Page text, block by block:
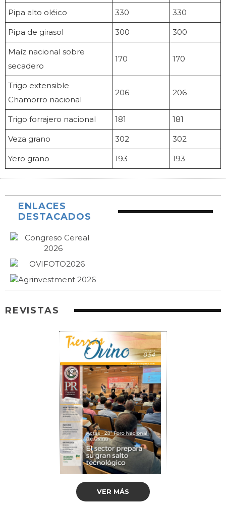
Pipa alto oléico 330 330
Pipa de girasol 300 300
Maíz nacional sobre
secadero
170 170
Trigo extensible
Chamorro nacional
206 206
Trigo forrajero nacional 181 181
Veza grano 302 302
Yero grano 193 193
ENLACES
DESTACADOS
REVISTAS
VER MÁS